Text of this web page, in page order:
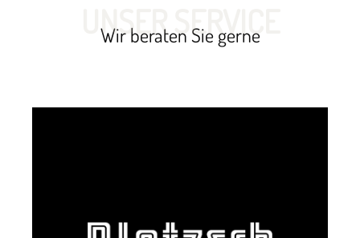
UNSER SERVICE
Wir beraten Sie gerne